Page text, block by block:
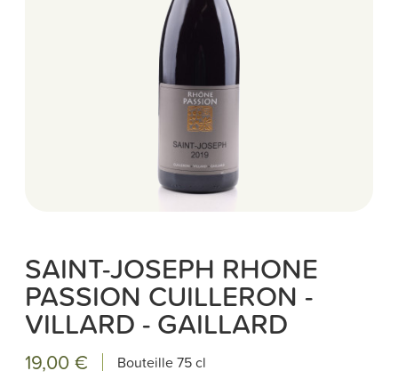
SAINT-JOSEPH RHONE
PASSION CUILLERON -
VILLARD - GAILLARD
19,00 € Bouteille75 cl